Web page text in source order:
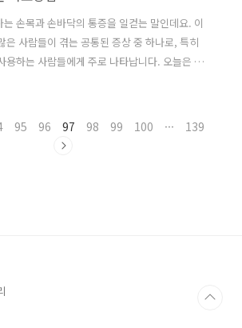
손목과 손바닥의 통증을 일컫는 말인데요. 이
은 사람들이 겪는 공통된 증상 중 하나로, 특히
용하는 사람들에게 주로 나타납니다. 오늘은 봉
에 대해 자세히 알아보겠습니다. 봉와직염 증
바닥 주변에서 시작된다는 것을 특징으로 합니
의 움직임이 불편하고 제한되는 느낌을 주는 경
95 96 97 98 99 100 ··· 139